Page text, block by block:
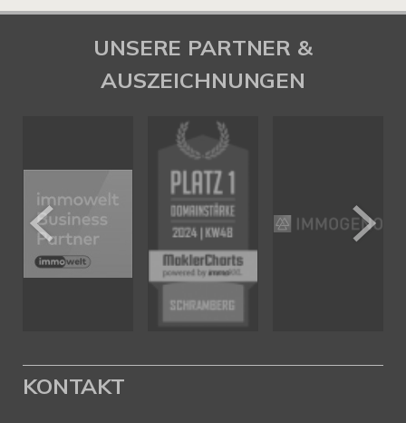
UNSERE PARTNER &
AUSZEICHNUNGEN
KONTAKT